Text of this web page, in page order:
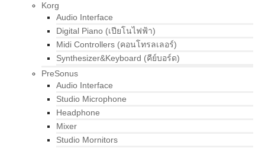
Korg
Audio Interface
Digital Piano (เปียโนไฟฟ้า)
Midi Controllers (คอนโทรลเลอร์)
Synthesizer&Keyboard (คีย์บอร์ด)
PreSonus
Audio Interface
Studio Microphone
Headphone
Mixer
Studio Mornitors